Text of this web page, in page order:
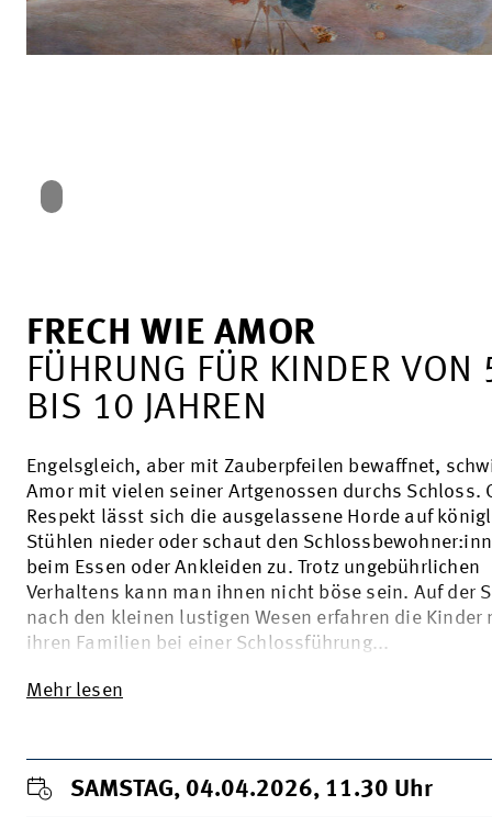
FRECH WIE AMOR
FÜHRUNG FÜR KINDER VON
BIS 10 JAHREN
Engelsgleich, aber mit Zauberpfeilen bewaffnet,
Amor mit vielen seiner Artgenossen durchs Schloss.
Respekt lässt sich die ausgelassene Horde auf
Stühlen nieder oder schaut den
beim Essen oder Ankleiden zu. Trotz ungebührlichen
Verhaltens kann man ihnen nicht böse sein. Auf der
nach den kleinen lustigen Wesen erfahren die Kinder
ihren Familien bei einer Schlossführung...
Mehr lesen
SAMSTAG, 04.04.2026, 11.30 Uhr